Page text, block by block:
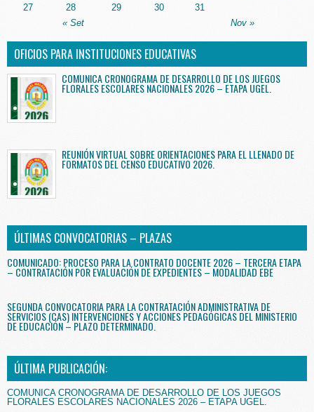
« Set Nov »
27
28 29 30 31
OFICIOS PARA INSTITUCIONES EDUCATIVAS
COMUNICA CRONOGRAMA DE DESARROLLO DE LOS JUEGOS
FLORALES ESCOLARES NACIONALES 2026 – ETAPA UGEL.
REUNIÓN VIRTUAL SOBRE ORIENTACIONES PARA EL LLENADO DE
FORMATOS DEL CENSO EDUCATIVO 2026.
ÚLTIMAS CONVOCATORIAS – PLAZAS
COMUNICADO: PROCESO PARA LA CONTRATO DOCENTE 2026 – TERCERA ETAPA
– CONTRATACIÓN POR EVALUACIÓN DE EXPEDIENTES – MODALIDAD EBE
SEGUNDA CONVOCATORIA PARA LA CONTRATACIÓN ADMINISTRATIVA DE
SERVICIOS (CAS) INTERVENCIONES Y ACCIONES PEDAGÓGICAS DEL MINISTERIO
DE EDUCACIÓN – PLAZO DETERMINADO.
ÚLTIMA PUBLICACIÓN:
COMUNICA CRONOGRAMA DE DESARROLLO DE LOS JUEGOS
FLORALES ESCOLARES NACIONALES 2026 – ETAPA UGEL.